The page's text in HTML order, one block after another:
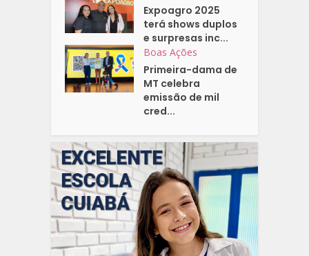
Expoagro 2025
terá shows duplos
e surpresas inc...
Boas Ações
Primeira-dama de
MT celebra
emissão de mil
cred...